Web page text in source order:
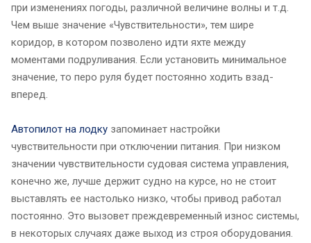
при изменениях погоды, различной величине волны и т.д.
Чем выше значение «Чувствительности», тем шире
коридор, в котором позволено идти яхте между
моментами подруливания. Если установить минимальное
значение, то перо руля будет постоянно ходить взад-
вперед.
Автопилот на лодку запоминает настройки
чувствительности при отключении питания. При низком
значении чувствительности судовая система управления,
конечно же, лучше держит судно на курсе, но не стоит
выставлять ее настолько низко, чтобы привод работал
постоянно. Это вызовет преждевременный износ системы,
в некоторых случаях даже выход из строя оборудования.